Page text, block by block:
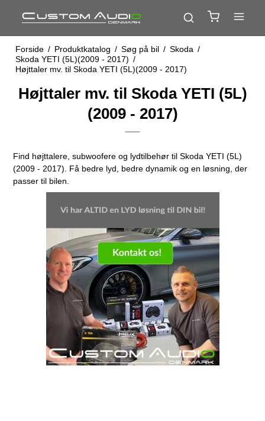
Forside / Produktkatalog / Søg på bil / Skoda /
Skoda YETI (5L)(2009 - 2017) /
Højttaler mv. til Skoda YETI (5L)(2009 - 2017)
Højttaler mv. til Skoda YETI (5L)
(2009 - 2017)
Find højttalere, subwoofere og lydtilbehør til Skoda YETI (5L)
(2009 - 2017). Få bedre lyd, bedre dynamik og en løsning, der
passer til bilen.